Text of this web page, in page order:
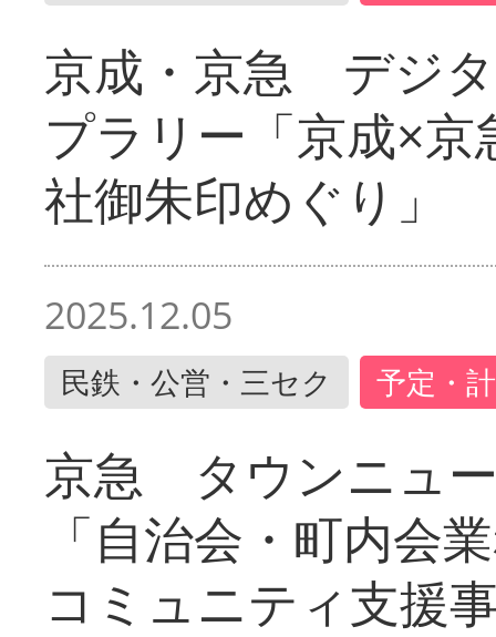
京成・京急 デジ
プラリー「京成×
社御朱印めぐり」
2025.12.05
民鉄・公営・三セク 予定・
京急 タウンニュ
「自治会・町内会
コミュニティ支援